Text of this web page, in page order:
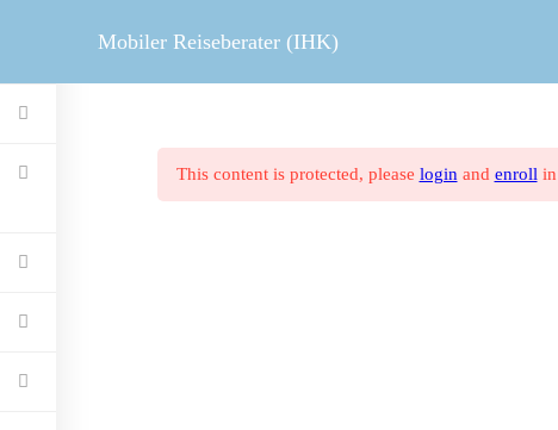
Mobiler Reiseberater (IHK)
This content is protected, please login and enroll